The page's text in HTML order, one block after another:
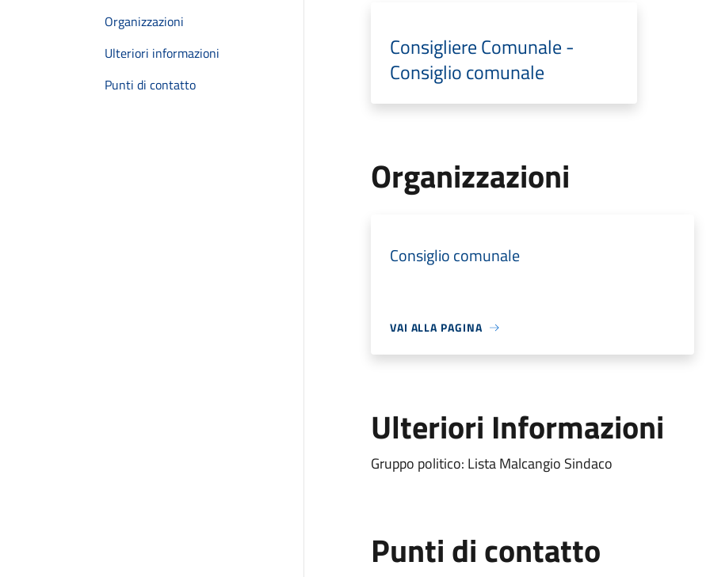
Organizzazioni
Ulteriori informazioni
Punti di contatto
Consigliere Comunale -
Consiglio comunale
Organizzazioni
Consiglio comunale
VAI ALLA PAGINA
Ulteriori Informazioni
Gruppo politico: Lista Malcangio Sindaco
Punti di contatto